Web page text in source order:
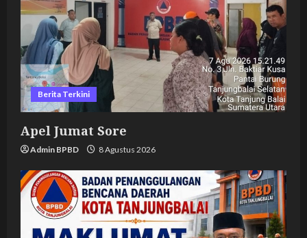
Berita Terkini
Apel Jumat Sore
Admin BPBD 8 Agustus 2026